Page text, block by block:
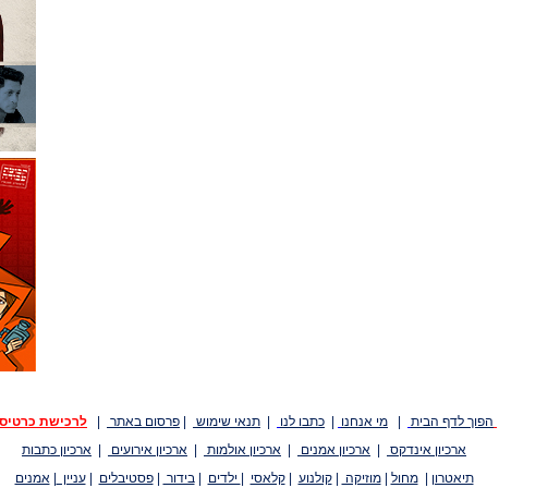
הפוך לדף הבית מי אנחנו כתבו לנו תנאי שימוש פרסום באתר
לרכישת
ארכיון אינדקס
ארכיון אמנים ארכיון אולמות ארכיון אירועים
ארכיון כתבות
תיאטרון
|מחול |מוזיקה |קולנוע |קלאסי ילדים |בידור |פסטיבלים |עניין |אמנים